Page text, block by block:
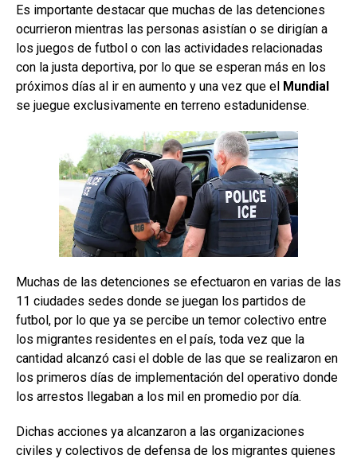
Es importante destacar que muchas de las detenciones
ocurrieron mientras las personas asistían o se dirigían a
los juegos de futbol o con las actividades relacionadas
con la justa deportiva, por lo que se esperan más en los
próximos días al ir en aumento y una vez que el Mundial
se juegue exclusivamente en terreno estadunidense.
Muchas de las detenciones se efectuaron en varias de las
11 ciudades sedes donde se juegan los partidos de
futbol, por lo que ya se percibe un temor colectivo entre
los migrantes residentes en el país, toda vez que la
cantidad alcanzó casi el doble de las que se realizaron en
los primeros días de implementación del operativo donde
los arrestos llegaban a los mil en promedio por día.
Dichas acciones ya alcanzaron a las organizaciones
civiles y colectivos de defensa de los migrantes quienes